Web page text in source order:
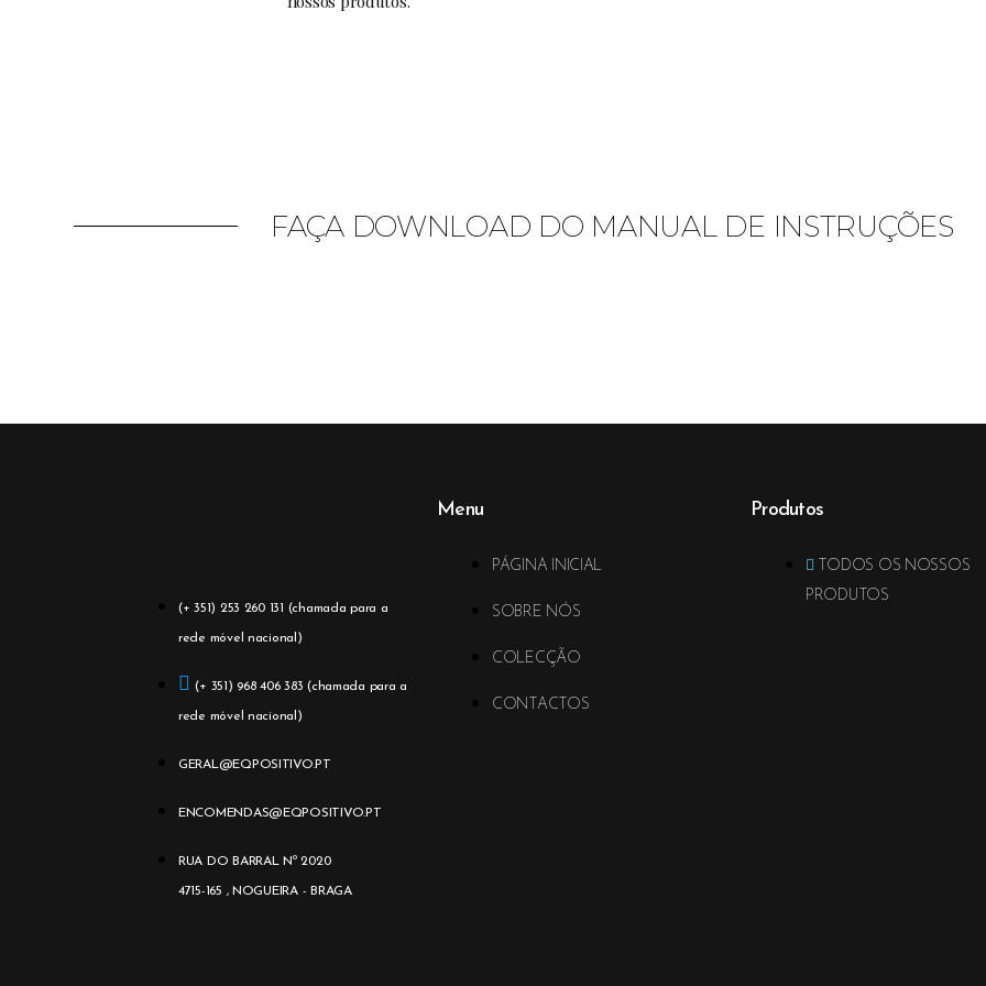
FAÇA DOWNLOAD DO MANUAL DE INSTRUÇÕES
(+ 351) 253 260 131 (chamada para a
rede móvel nacional)
(+ 351) 968 406 383 (chamada para a
rede móvel nacional)
GERAL@EQPOSITIVO.PT
ENCOMENDAS@EQPOSITIVO.PT
RUA DO BARRAL Nº 2020
4715-165 , NOGUEIRA - BRAGA
Menu
PÁGINA INICIAL
SOBRE NÓS
COLECÇÃO
CONTACTOS
Produtos
TODOS OS NOSSOS
PRODUTOS